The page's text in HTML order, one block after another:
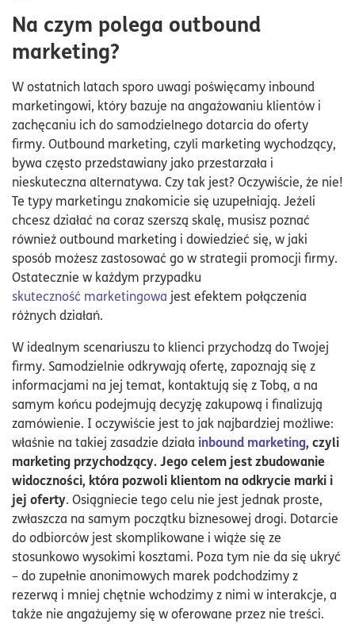
Na czym polega outbound
marketing?
W ostatnich latach sporo uwagi poświęcamy inbound
marketingowi, który bazuje na angażowaniu klientów i
zachęcaniu ich do samodzielnego dotarcia do oferty
firmy. Outbound marketing, czyli marketing wychodzący,
bywa często przedstawiany jako przestarzała i
nieskuteczna alternatywa. Czy tak jest? Oczywiście, że nie!
Te typy marketingu znakomicie się uzupełniają. Jeżeli
chcesz działać na coraz szerszą skalę, musisz poznać
również outbound marketing i dowiedzieć się, w jaki
sposób możesz zastosować go w strategii promocji firmy.
Ostatecznie w każdym przypadku
skuteczność marketingowa jest efektem połączenia
różnych działań.
W idealnym scenariuszu to klienci przychodzą do Twojej
firmy. Samodzielnie odkrywają ofertę, zapoznają się z
informacjami na jej temat, kontaktują się z Tobą, a na
samym końcu podejmują decyzję zakupową i finalizują
zamówienie. I oczywiście jest to jak najbardziej możliwe:
właśnie na takiej zasadzie działa inbound marketing, czyli
marketing przychodzący. Jego celem jest zbudowanie
widoczności, która pozwoli klientom na odkrycie marki i
jej oferty. Osiągniecie tego celu nie jest jednak proste,
zwłaszcza na samym początku biznesowej drogi. Dotarcie
do odbiorców jest skomplikowane i wiąże się ze
stosunkowo wysokimi kosztami. Poza tym nie da się ukryć
– do zupełnie anonimowych marek podchodzimy z
rezerwą i mniej chętnie wchodzimy z nimi w interakcje, a
także nie angażujemy się w oferowane przez nie treści.